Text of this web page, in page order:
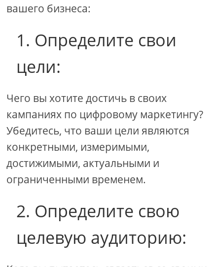
вашего бизнеса:
1. Определите свои
цели:
Чего вы хотите достичь в своих
кампаниях по цифровому маркетингу?
Убедитесь, что ваши цели являются
конкретными, измеримыми,
достижимыми, актуальными и
ограниченными временем.
2. Определите свою
целевую аудиторию: